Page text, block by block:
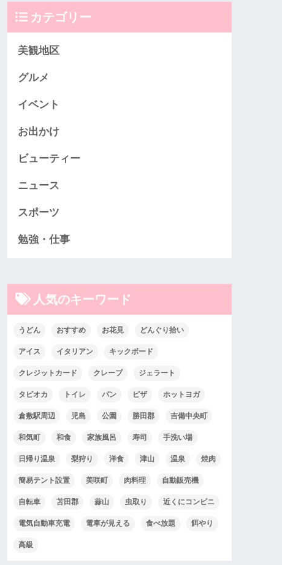
カテゴリー
美観地区
グルメ
イベント
お出かけ
ビューティー
ニュース
スポーツ
勉強・仕事
人気のキーワード
うどん おすすめ お花見 どんぐり拾い
アイス イタリアン キックボード
クレジットカード クレープ ジェラート
タピオカ トイレ パン ピザ ホットヨガ
倉敷駅周辺 児島 公園 勝田郡 吉備中央町
和気町 和食 家族風呂 寿司 手洗い場
日帰り温泉 梨狩り 洋食 津山 温泉 焼肉
簡易テント設置 美咲町 肉料理 自動販売機
自転車 苫田郡 蒜山 虫取り 近くにコンビニ
電気自動車充電 電車が見える 食べ放題 餌やり
高級